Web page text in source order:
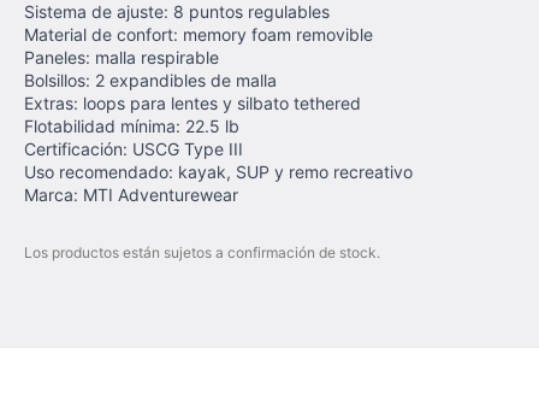
Sistema de ajuste: 8 puntos regulables
Material de confort: memory foam removible
Paneles: malla respirable
Bolsillos: 2 expandibles de malla
Extras: loops para lentes y silbato tethered
Flotabilidad mínima: 22.5 lb
Certificación: USCG Type III
Uso recomendado: kayak, SUP y remo recreativo
Marca: MTI Adventurewear
Los productos están sujetos a confirmación de stock.